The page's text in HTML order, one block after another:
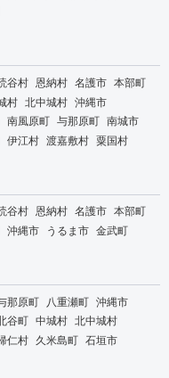
谷村 恩納村 名護市 本部町
村 北中城村 沖縄市
南風原町 与那原町 南城市
伊江村 渡嘉敷村 粟国村
谷村 恩納村 名護市 本部町
沖縄市 うるま市 金武町
那原町 八重瀬町 沖縄市
谷町 中城村 北中城村
仁村 久米島町 石垣市